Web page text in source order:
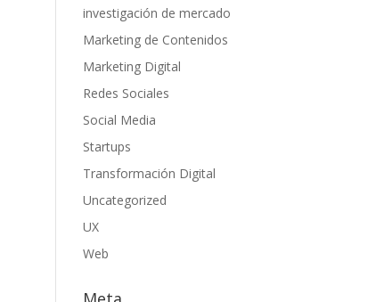
investigación de mercado
Marketing de Contenidos
Marketing Digital
Redes Sociales
Social Media
Startups
Transformación Digital
Uncategorized
UX
Web